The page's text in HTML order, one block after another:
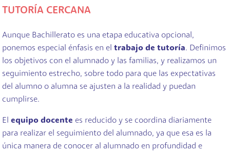
TUTORÍA CERCANA
Aunque Bachillerato es una etapa educativa opcional,
ponemos especial énfasis en el trabajo de tutoría. Definimos
los objetivos con el alumnado y las familias, y realizamos un
seguimiento estrecho, sobre todo para que las expectativas
del alumno o alumna se ajusten a la realidad y puedan
cumplirse.
El equipo docente es reducido y se coordina diariamente
para realizar el seguimiento del alumnado, ya que esa es la
única manera de conocer al alumnado en profundidad e